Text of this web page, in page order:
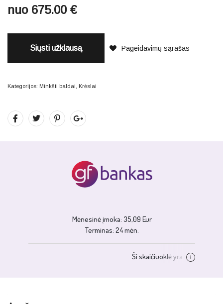
nuo 675.00 €
Siųsti užklausą Pageidavimų sąrašas
Kategorijos: Minkšti baldai Krėslai